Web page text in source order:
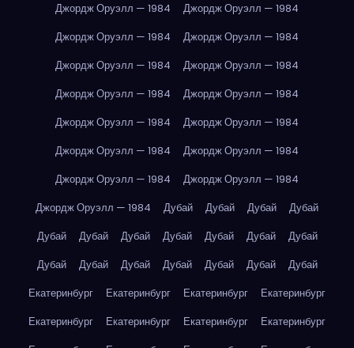
Джордж Оруэлл — 1984
Джордж Оруэлл — 1984
Джордж Оруэлл — 1984
Джордж Оруэлл — 1984
Джордж Оруэлл — 1984
Джордж Оруэлл — 1984
Джордж Оруэлл — 1984
Джордж Оруэлл — 1984
Джордж Оруэлл — 1984
Джордж Оруэлл — 1984
Джордж Оруэлл — 1984
Джордж Оруэлл — 1984
Джордж Оруэлл — 1984
Джордж Оруэлл — 1984
Джордж Оруэлл — 1984
Дубай Дубай Дубай
Дубай
Дубай
Дубай Дубай Дубай Дубай Дубай
Дубай
Дубай
Дубай Дубай Дубай Дубай Дубай
Дубай
Екатеринбург
Екатеринбург Екатеринбург
Екатеринбург
Екатеринбург
Екатеринбург Екатеринбург
Екатеринбург